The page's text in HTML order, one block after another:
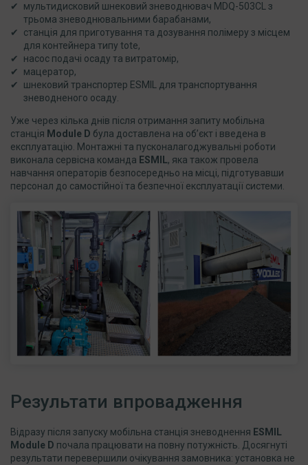
мультидисковий шнековий зневоднювач MDQ-503CL з
трьома зневоднювальними барабанами,
станція для приготування та дозування полімеру з місцем
для контейнера типу tote,
насос подачі осаду та витратомір,
мацератор,
шнековий транспортер ESMIL для транспортування
зневодненого осаду.
Уже через кілька днів після отримання запиту мобільна
станція Module D була доставлена на об’єкт і введена в
експлуатацію. Монтажні та пусконалагоджувальні роботи
виконала сервісна команда ESMIL, яка також провела
навчання операторів безпосередньо на місці, підготувавши
персонал до самостійної та безпечної експлуатації системи.
Результати впровадження
Відразу після запуску мобільна станція зневоднення ESMIL
Module D почала працювати на повну потужність. Досягнуті
результати перевершили очікування замовника: установка не